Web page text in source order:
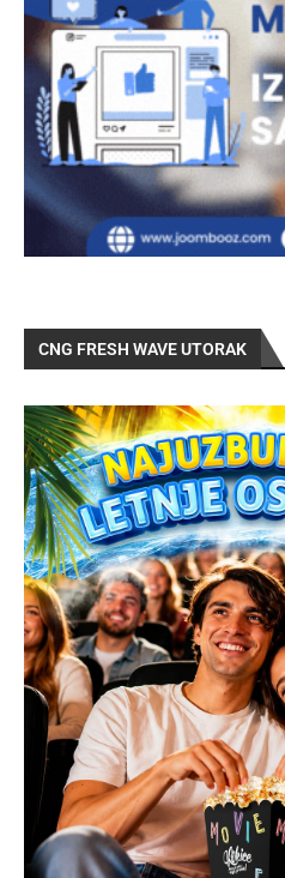
CNG FRESH WAVE UTORAK